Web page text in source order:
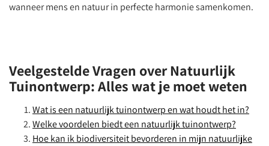
wanneer mens en natuur in perfecte harmonie samenkomen.
Veelgestelde Vragen over Natuurlijk
Tuinontwerp: Alles wat je moet weten
Wat is een natuurlijk tuinontwerp en wat houdt het in?
Welke voordelen biedt een natuurlijk tuinontwerp?
Hoe kan ik biodiversiteit bevorderen in mijn natuurlijke